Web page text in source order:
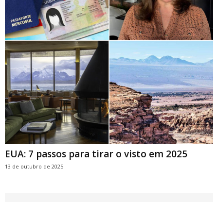
EUA: 7 passos para tirar o visto em 2025
13 de outubro de 2025